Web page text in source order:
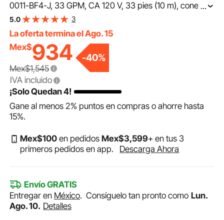
0011-BF4-J, 33 GPM, CA 120 V, 33 pies (10 m), conexión
de brida de 1-1/4", ajuste de 3 velocidades,
funcionamiento silencioso, para sistemas de calefacción
residenciales.
...
5.0 3
La oferta termina el Ago. 15
Mex$934
Mex$1,545
-40%
IVA incluido
¡Solo Quedan 4!
Gane al menos 2% puntos en compras o ahorre hasta
15%.
Mex$100 en pedidosMex$3,599+ en tus 3
primeros pedidos en app.
Descarga Ahora
Envío GRATIS
Entregar en México.Consíguelo tan pronto como Lun.
Ago. 10. Detalles